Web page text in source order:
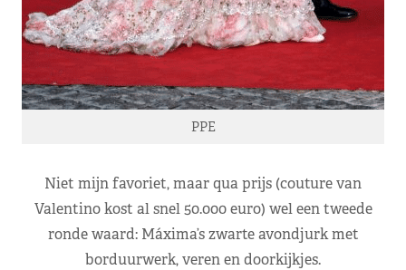
PPE
Niet mijn favoriet, maar qua prijs (couture van
Valentino kost al snel 50.000 euro) wel een tweede
ronde waard: Máxima’s zwarte avondjurk met
borduurwerk, veren en doorkijkjes.